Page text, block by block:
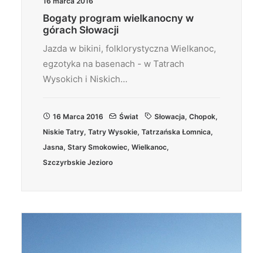
Bogaty program wielkanocny w
górach Słowacji
Jazda w bikini, folklorystyczna Wielkanoc,
egzotyka na basenach - w Tatrach
Wysokich i Niskich…
16 Marca 2016 Świat Słowacja, Chopok,
Niskie Tatry, Tatry Wysokie, Tatrzańska Łomnica,
Jasna, Stary Smokowiec, Wielkanoc,
Szczyrbskie Jezioro